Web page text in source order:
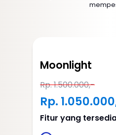
Moonlight
Rp. 1.500.000,-
Rp.
Fitur yang